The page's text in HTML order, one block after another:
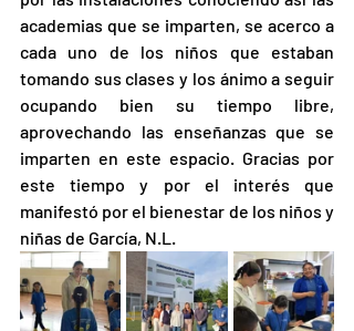
academias que se imparten, se acerco a
cada uno de los niños que estaban
tomando sus clases y los ánimo a seguir
ocupando bien su tiempo libre,
aprovechando las enseñanzas que se
imparten en este espacio. Gracias por
este tiempo y por el interés que
manifestó por el bienestar de los niños y
niñas de García, N.L.